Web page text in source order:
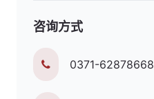
咨询方式
0371-62878668